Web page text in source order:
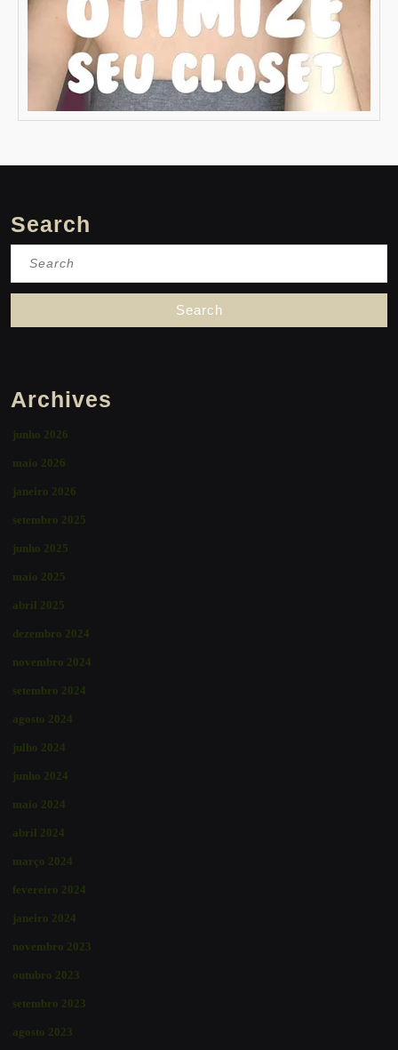
Search
Archives
junho 2026
maio 2026
janeiro 2026
setembro 2025
junho 2025
maio 2025
abril 2025
dezembro 2024
novembro 2024
setembro 2024
agosto 2024
julho 2024
junho 2024
maio 2024
abril 2024
março 2024
fevereiro 2024
janeiro 2024
novembro 2023
outubro 2023
setembro 2023
agosto 2023